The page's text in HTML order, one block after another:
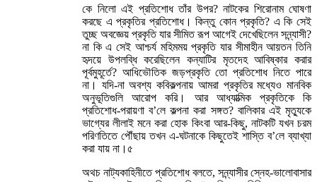
কে নিলো এই প্রতিশোধ তাঁর উপর? নাটকের শিরোনাম ঘোষণা
করছে এ প্রকৃতির প্রতিশোধ। কিন্তু কোন প্রকৃতি? এ কি সেই
তুচ্ছ অবজ্ঞেয় প্রকৃতি যার সীমিত রূপ আগেই দেখেছিলেন সন্ন্যাসী?
না কি এ সেই আশ্চর্য মহিমময় প্রকৃতি যার সীমাহীন আয়তন তিনি
হৃদয়ে উপলব্ধি করেছিলেন কন্যাটির মৃতদেহ আবিষ্কার করার
পূর্বমুহূর্তে? আধিভৌতিক জড়প্রকৃতি তো প্রতিশোধ নিতে পারে
না। যদি-না অবশ্য কবিকল্পনায় আমরা প্রকৃতির মধ্যেও মানবিক
অনুভূতিগুলি আরোপ করি। আর আধ্যাত্মিক প্রকৃতিকে কি
প্রতিশোধ-পরায়ণা ব’লে কল্পনা করা সঙ্গত? বালিকার এই মৃত্যুকে
ভাগ্যের লীলাই মনে করা হোক কিংবা আর-কিছু, নাটকটি যখন চরম
পরিণতিতে পৌঁছায় তখন এ-ঘটনাকে কিছুতেই শাস্তি ব’লে ব্যাখ্যা
করা যায় না।৫
অথচ নাট্যকাহিনীতে প্রতিশোধ বলতে, সন্ন্যাসীর স্নেহ-ভালোবাসার